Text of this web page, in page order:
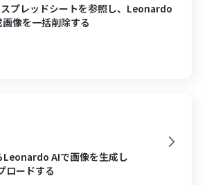
プレッドシートを参照し、Leonardo
像を一括削除する
Leonardo AIで画像を生成し
ロードする